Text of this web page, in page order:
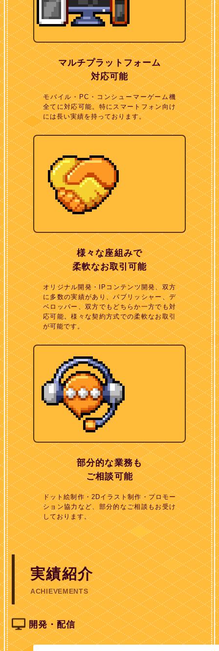
マルチプラットフォーム
対応可能
モバイル・PC・コンシューマーゲーム機
全てに対応可能。特にスマートフォン向け
には長い実績を持っております。
様々な座組みで
柔軟なお取引可能
オリジナル開発・IPコンテンツ開発、双方
に多数の実績があり、パブリッシャー、デ
ベロッパー、双方でもどちらか一方でも対
応可能。様々な契約方式での柔軟なお取引
が可能です。
部分的な業務も
ご相談可能
ドット絵制作・2Dイラスト制作・プロモー
ション協力など、部分的なご相談もお受け
しております。
実績紹介
ACHIEVEMENTS
開発・配信